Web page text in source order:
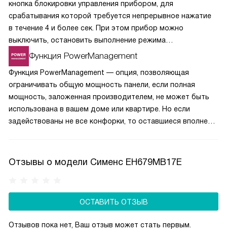
кнопка блокировки управления прибором, для
срабатывания которой требуется непрерывное нажатие
в течение 4 и более сек. При этом прибор можно
выключить, остановить выполнение режима
приготовления кнопкой и установить таймер.
Функция PowerManagement
Функция PowerManagement — опция, позволяющая
ограничивать общую мощность панели, если полная
мощность, заложенная производителем, не может быть
использована в вашем доме или квартире. Но если
задействованы не все конфорки, то оставшиеся вполне
Отзывы о модели Сименс EH679MB17E
ОСТАВИТЬ ОТЗЫВ
Отзывов пока нет, Ваш отзыв может стать первым.